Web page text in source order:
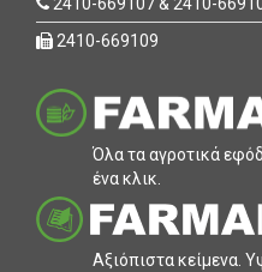
2410-669109
Όλα τα αγροτικά
ένα κλικ.
Αξιόπιστα κείµενα.